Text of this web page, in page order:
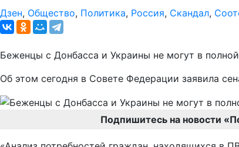
Дзен, Общество, Политика, Россия, Скандал,
Беженцы с Донбасса и Украины не могут в
Об этом сегодня в Совете Федерации заявила
Подпишитесь на новости